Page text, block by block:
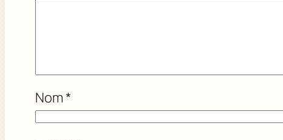
Nom*